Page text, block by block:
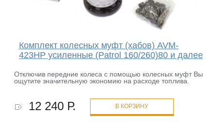
Комплект колесных муфт (хабов) AVM-
423HP усиленные (Patrol 160/260)80 и далее
Отключив передние колеса с помощью колесных муфт Вы
ощутите значительную экономию на расходе топлива.
12 240 Р. В КОРЗИНУ